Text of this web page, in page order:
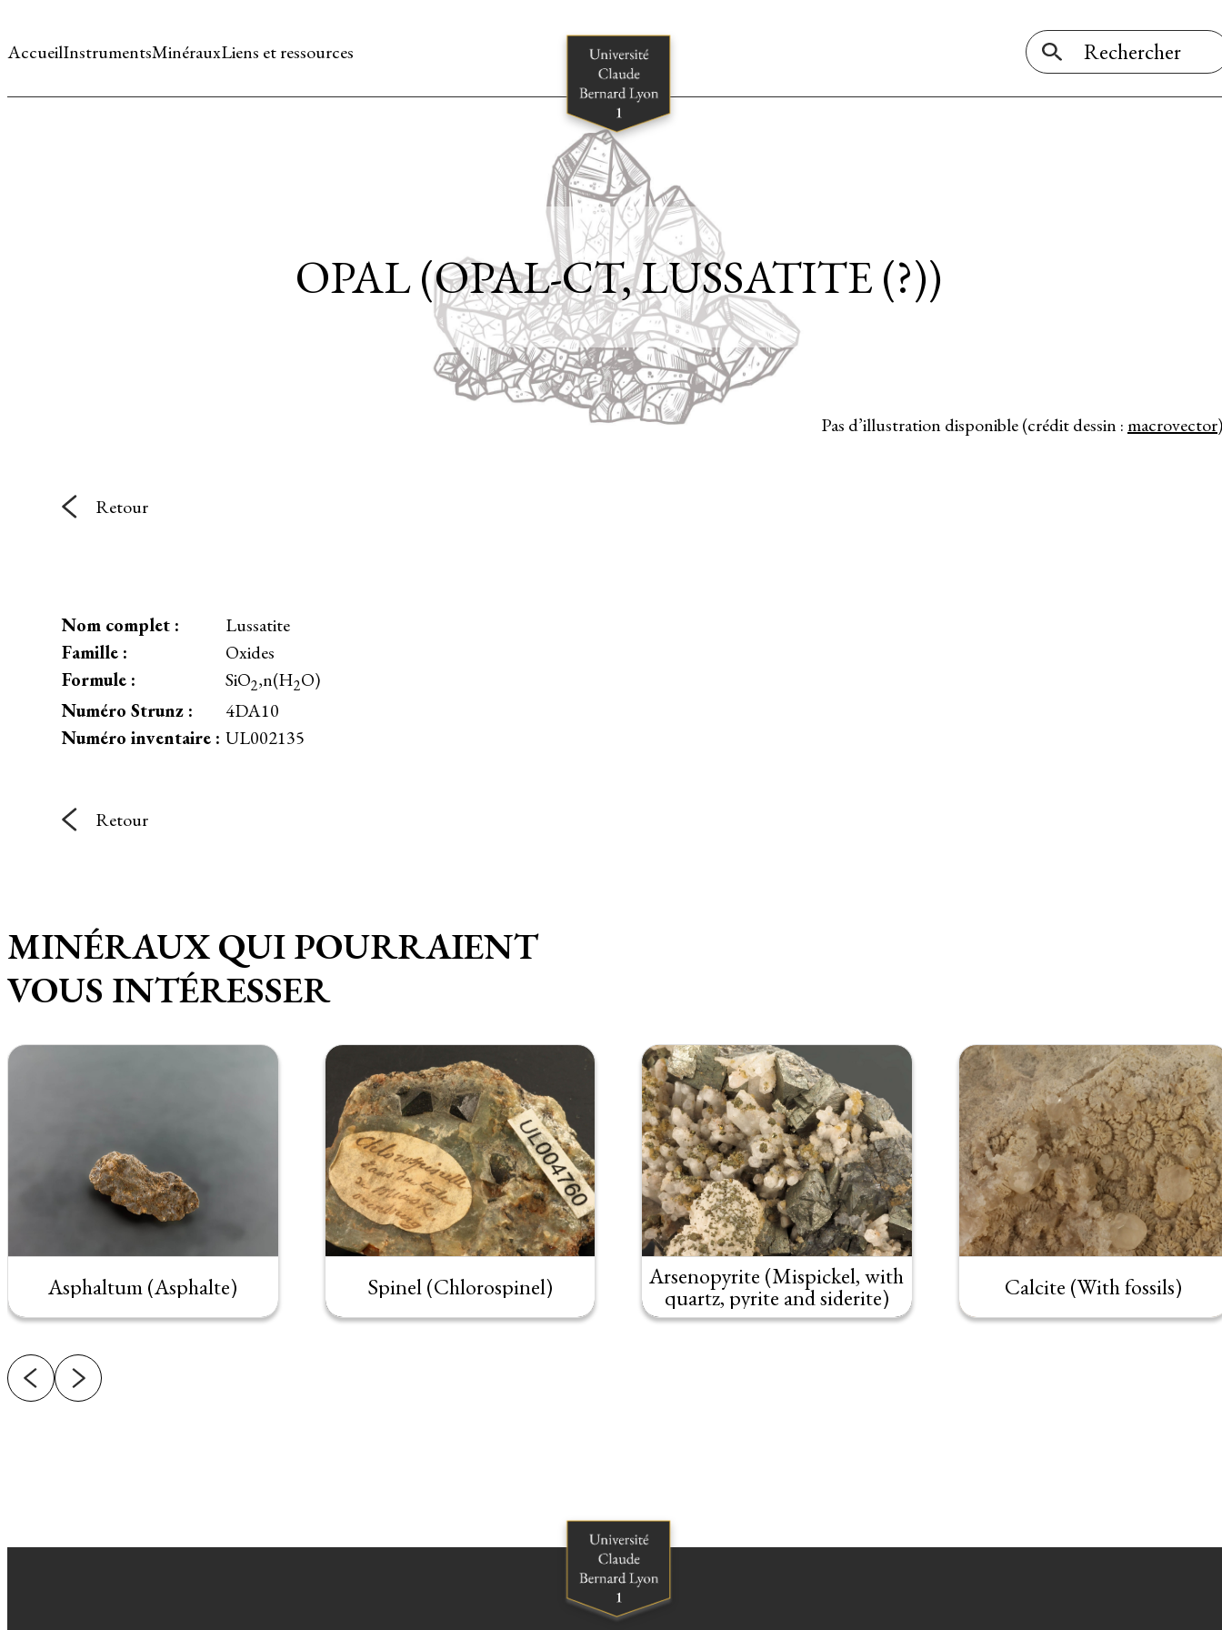
AccueilInstrumentsMinérauxLiens et ressources
Pas d’illustration disponible (crédit dessin :macrovector)
OPAL (OPAL-CT, LUSSATITE (?))
Retour
Nom complet :
Lussatite
Famille :
Oxides
Formule :
SiO2,n(H2O)
Numéro Strunz :
4DA10
Numéro inventaire : UL002135
Retour
MINÉRAUX QUI POURRAIENT
VOUS INTÉRESSER
Asphaltum (Asphalte) Spinel (Chlorospinel) Arsenopyrite (Mispickel, with
quartz, pyrite and siderite) Calcite (With fossils)